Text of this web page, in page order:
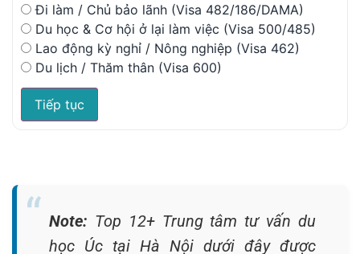
Đi làm / Chủ bảo lãnh (Visa 482/186/DAMA)
Du học & Cơ hội ở lại làm việc (Visa 500/485)
Lao động kỳ nghỉ / Nông nghiệp (Visa 462)
Du lịch / Thăm thân (Visa 600)
Tiếp tục
Note: Top 12+ Trung tâm tư vấn du
học Úc tại Hà Nội dưới đây được